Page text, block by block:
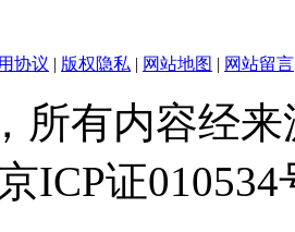
协议 | 版权隐私 | 网站地图 | 网站留言
所有内容经
ICP证010534